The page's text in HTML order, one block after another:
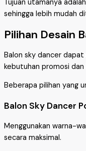
Tujuan utamanya
sehingga lebih mudah
Pilihan Desain
Balon sky dancer
kebutuhan promosi
Beberapa pilihan yang
Balon Sky Dancer
Menggunakan warna-
secara maksimal.